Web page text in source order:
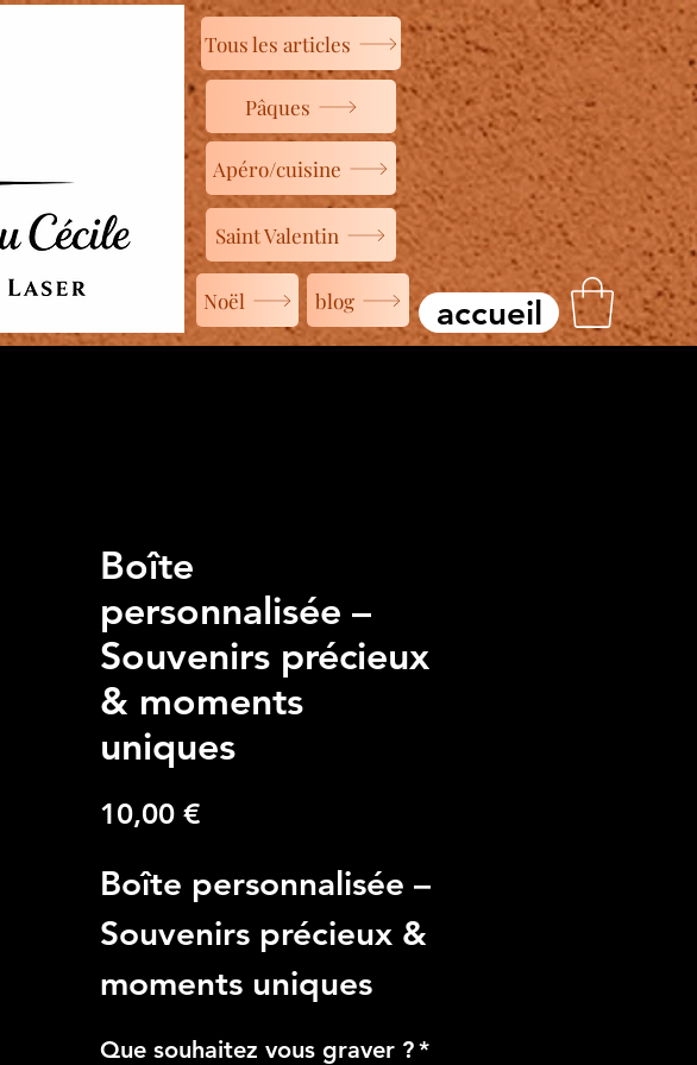
Tous les articles
Pâques
Apéro/cuisine
Saint Valentin
Noël blog accueil
Boîte
personnalisée –
Souvenirs précieux
& moments
uniques
10,00 €
Boîte personnalisée –
Souvenirs précieux &
moments uniques
Craquez pour cette
Que souhaitez vous graver ?*